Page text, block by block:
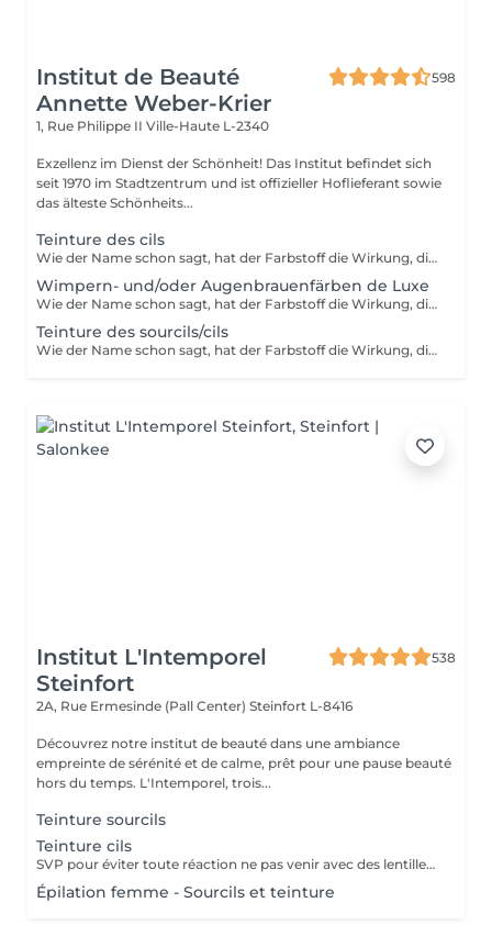
Institut de Beauté
Annette Weber-Krier
598
1, Rue Philippe II Ville-Haute L-2340
Exzellenz im Dienst der Schönheit! Das Institut befindet sich
seit 1970 im Stadtzentrum und ist offizieller Hoflieferant sowie
das älteste Schönheits...
Teinture des cils
Wie der Name schon sagt, hat der Farbstoff die Wirkung, die Wimpern oder Augenbrauen zu färben und sie sehr leicht zu beschichten. Ideal für Menschen mit hellen Wimpern oder Augenbrauen, die dunklere Wimpern oder Augenbrauen (schwarz, braun, braun usw.) mit oder ohne Wimperntusche wünschen.
Wimpern- und/oder Augenbrauenfärben de Luxe
Wie der Name schon sagt, hat der Farbstoff die Wirkung, die Wimpern oder Augenbrauen zu färben und sie sehr leicht zu beschichten. Ideal für Menschen mit hellen Wimpern oder Augenbrauen, die dunklere Wimpern oder Augenbrauen (schwarz, braun, braun usw.) mit oder ohne Wimperntusche wünschen. Wimpern-und Augenbrauenfärben mit Augen-Gelpads zum Auflegen auf die Augenpartie gegen Fältchen oder Augenringe und Schwellungen. Die Inhaltsstoffe haben eine entschlackende und feuchtigkeitsspendende Wirkung und besitzen die Eigenschaft, Stauungen vorzubeugen.
Teinture des sourcils/cils
Wie der Name schon sagt, hat der Farbstoff die Wirkung, die Wimpern oder Augenbrauen zu färben und sie sehr leicht zu beschichten. Ideal für Menschen mit hellen Wimpern oder Augenbrauen, die dunklere Wimpern oder Augenbrauen (schwarz, braun, braun usw.) mit oder ohne Wimperntusche wünschen.
Institut L'Intemporel
Steinfort
538
2A, Rue Ermesinde (Pall Center) Steinfort L-8416
Découvrez notre institut de beauté dans une ambiance
empreinte de sérénité et de calme, prêt pour une pause beauté
hors du temps. L'Intemporel, trois...
Teinture sourcils
Teinture cils
SVP pour éviter toute réaction ne pas venir avec des lentilles de contact ou prévoir le nécessaire pour les retirer avant la prestation
Épilation femme - Sourcils et teinture